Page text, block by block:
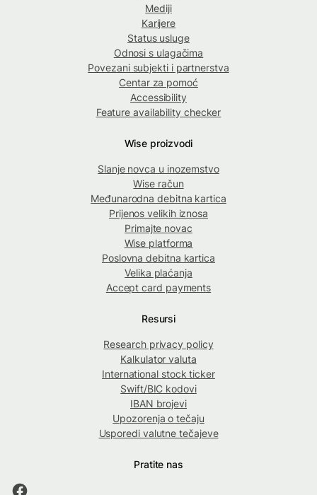
Mediji
Karijere
Status usluge
Odnosi s ulagačima
Povezani subjekti i partnerstva
Centar za pomoć
Accessibility
Feature availability checker
Wise proizvodi
Slanje novca u inozemstvo
Wise račun
Međunarodna debitna kartica
Prijenos velikih iznosa
Primajte novac
Wise platforma
Poslovna debitna kartica
Velika plaćanja
Accept card payments
Resursi
Research privacy policy
Kalkulator valuta
International stock ticker
Swift/BIC kodovi
IBAN brojevi
Upozorenja o tečaju
Usporedi valutne tečajeve
Pratite nas